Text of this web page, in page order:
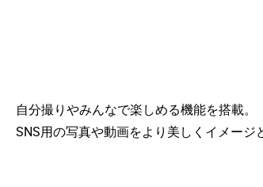
自分撮りやみんなで楽しめる機能を搭載。
SNS用の写真や動画をより美しくイメージ